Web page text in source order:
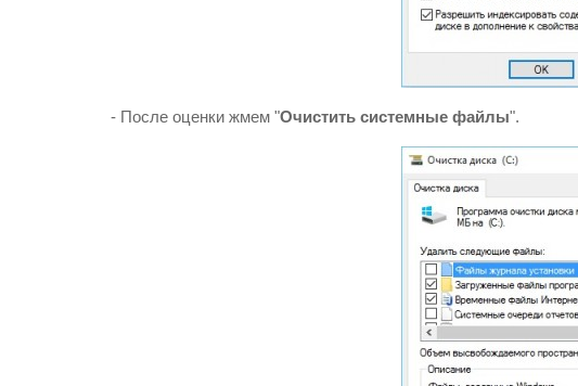
- После оценки жмем "Очистить системные файлы".